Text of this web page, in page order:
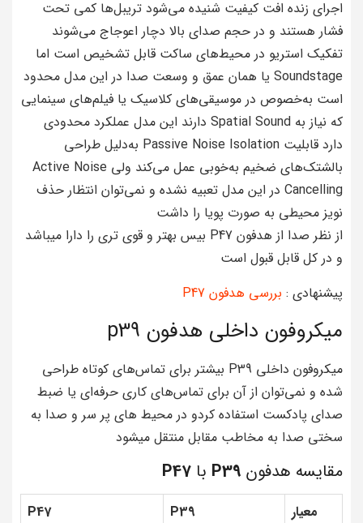
اجرای زنده افت کیفیت شنیده می‌شود تریبل‌ها کمی تحت
فشار هستند و در حجم صدای بالا دچار اعوجاج می‌شوند
تفکیک استریو در محیط‌های ساکت قابل تشخیص است اما
Soundstage یا همان عمق و وسعت صدا در این مدل محدود
است به‌خصوص در موسیقی‌های کلاسیک یا فیلم‌های سینمایی
که نیاز به Spatial Sound دارند این مدل عملکرد محدودی
دارد قابلیت Passive Noise Isolation به‌دلیل طراحی
بالشتک‌های ضخیم به‌خوبی عمل می‌کند ولی Active Noise
Cancelling در این مدل تعبیه نشده و نمی‌توان انتظار حذف
نویز محیطی به صورت پویا را داشت
از نظر صدا از هدفون P47 بیس بهتر و قوی تری را دارا میباشد
و در کل قابل قبول است
پیشنهادی : بررسی هدفون P47
میکروفون داخلی هدفون p39
میکروفون داخلی P39 بیشتر برای تماس‌های کوتاه طراحی
شده و نمی‌توان از آن برای تماس‌های کاری حرفه‌ای یا ضبط
صدای پادکست استفاده کردو در محیط های پر سر و صدا به
سختی صدا به مخاطب مقابل منتقل میشود
مقایسه هدفون P39 با P47
معیار P39
P47